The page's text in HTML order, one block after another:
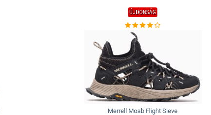
ÚJDONSÁG
Merrell Moab Flight Sieve